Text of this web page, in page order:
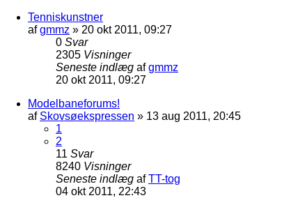
Tenniskunstner
afgmmz » 20 okt 2011, 09:27
0 Svar
2305 Visninger
Seneste indlæg afgmmz
20 okt 2011, 09:27
Modelbaneforums!
af Skovsøekspressen » 13 aug 2011, 20:45
1
2
11 Svar
8240 Visninger
Seneste indlæg afTT-tog
04 okt 2011, 22:43